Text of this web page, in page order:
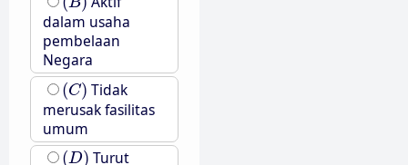
dalam usaha
pembelaan
Negara
(C)
(C) Tidak
merusak fasilitas
umum
(D)
(D) Turut